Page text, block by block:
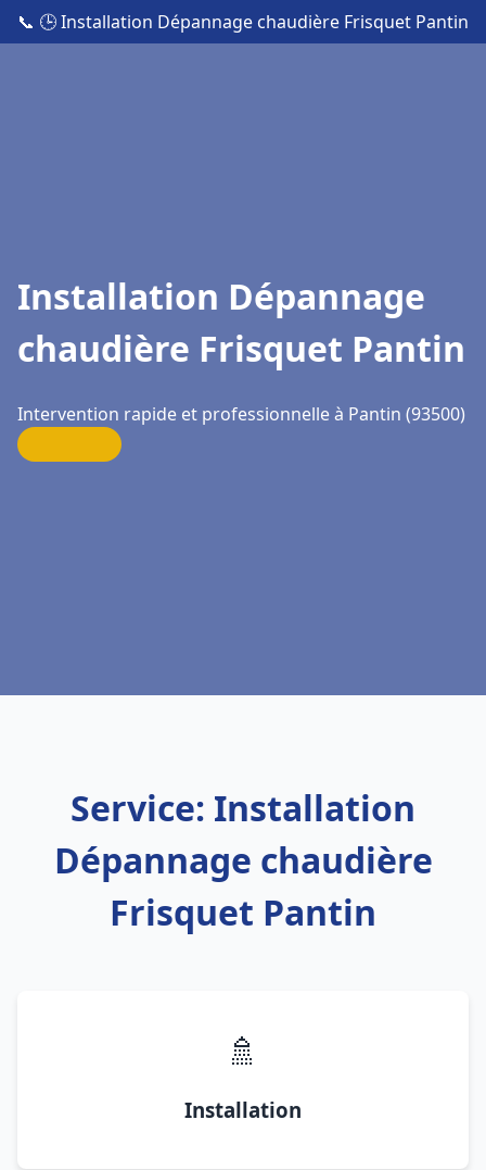
📞 🕒 Installation Dépannage chaudière Frisquet Pantin
Installation Dépannage
chaudière Frisquet Pantin
Intervention rapide et professionnelle à Pantin (93500)
Service: Installation
Dépannage chaudière
Frisquet Pantin
🚿
Installation